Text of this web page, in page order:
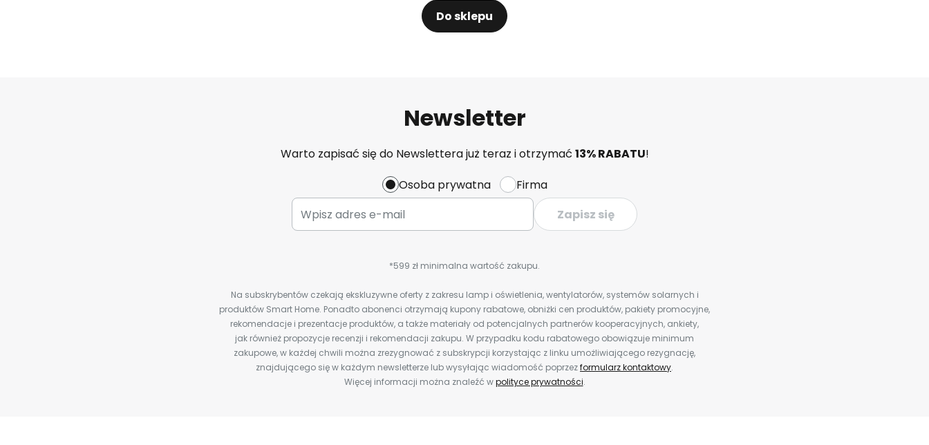
Do sklepu
Newsletter
Warto zapisać się do Newslettera już teraz i otrzymać 13% RABATU!
Osoba prywatna
Firma
Zapisz się
*599 zł minimalna wartość zakupu.
Na subskrybentów czekają ekskluzywne oferty z zakresu lamp i oświetlenia, wentylatorów, systemów solarnych i
produktów Smart Home. Ponadto abonenci otrzymają kupony rabatowe, obniżki cen produktów, pakiety promocyjne,
rekomendacje i prezentacje produktów, a także materiały od potencjalnych partnerów kooperacyjnych, ankiety,
jak również propozycje recenzji i rekomendacji zakupu. W przypadku kodu rabatowego obowiązuje minimum
zakupowe, w każdej chwili można zrezygnować z subskrypcji korzystając z linku umożliwiającego rezygnację,
znajdującego się w każdym newsletterze lub wysyłając wiadomość poprzezformularz kontaktowy.
Więcej informacji można znaleźć wpolityce prywatności.